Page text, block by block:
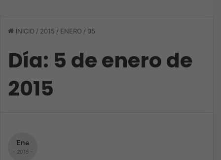
INICIO / 2015 / ENERO / 05
Día: 5 de enero de
2015
Ene
- 2015 -